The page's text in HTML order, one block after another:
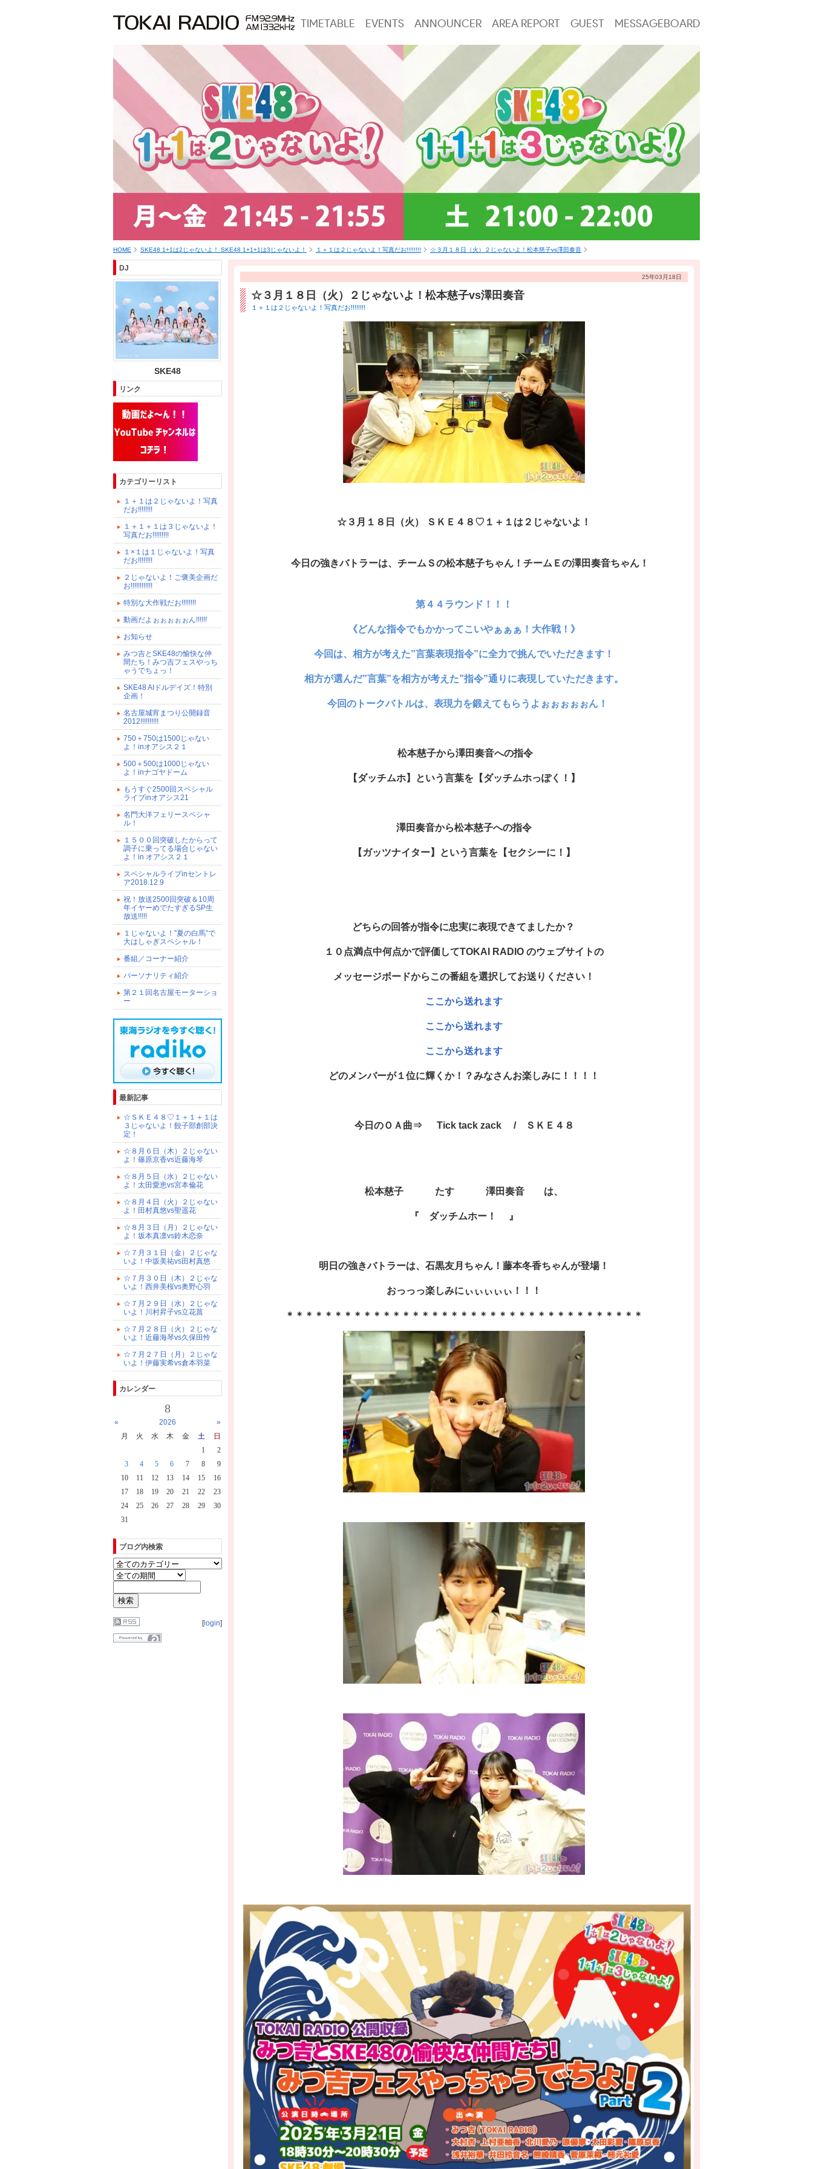
TIMETABLE EVENTS ANNOUNCER AREA REPORT GUEST MESSAGEBOARD
HOME SKE48 1+1は2じゃないよ！ SKE48 1+1+1は3じゃないよ！ １＋１は２じゃないよ！写真だお!!!!!!!! ☆３月１８日（火）２じゃないよ！松本慈子vs澤田奏音
DJ
SKE48
リンク
カテゴリーリスト
１＋１は２じゃないよ！写真
だお!!!!!!!!
１＋１＋１は３じゃないよ！
写真だお!!!!!!!!!
１×１は１じゃないよ！写真
だお!!!!!!!!
２じゃないよ！ご褒美企画だ
お!!!!!!!!!!!!
特別な大作戦だお!!!!!!!!
動画だよぉぉぉぉぉん!!!!!!
お知らせ
みつ吉とSKE48の愉快な仲
間たち！みつ吉フェスやっち
ゃうでちょっ！
SKE48 AIドルデイズ！特別
企画！
名古屋城宵まつり公開録音
2012!!!!!!!!!!
750＋750は1500じゃない
よ！inオアシス２１
500＋500は1000じゃない
よ！inナゴヤドーム
もうすぐ2500回スペシャル
ライブinオアシス21
名門大洋フェリースペシャ
ル！
１５００回突破したからって
調子に乗ってる場合じゃない
よ！in オアシス２１
スペシャルライブinセントレ
ア2018.12.9
祝！放送2500回突破＆10周
年イヤーめでたすぎるSP生
放送!!!!!
１じゃないよ！”夏の白馬”で
大はしゃぎスペシャル！
番組／コーナー紹介
パーソナリティ紹介
第２１回名古屋モーターショ
ー
最新記事
☆ＳＫＥ４８♡１＋１＋１は
３じゃないよ！餃子部創部決
定！
☆８月６日（木）２じゃない
よ！篠原京香vs近藤海琴
☆８月５日（水）２じゃない
よ！太田愛恵vs宮本倫花
☆８月４日（火）２じゃない
よ！田村真悠vs聖遥花
☆８月３日（月）２じゃない
よ！坂本真凛vs鈴木恋奈
☆７月３１日（金）２じゃな
いよ！中坂美祐vs田村真悠
☆７月３０日（木）２じゃな
いよ！西井美桜vs奥野心羽
☆７月２９日（水）２じゃな
いよ！川村昇子vs立花菖
☆７月２８日（火）２じゃな
いよ！近藤海琴vs久保田怜
☆７月２７日（月）２じゃな
いよ！伊藤実希vs倉本羽菜
カレンダー
8
« 2026
»
月
火 水 木 金 土
日
1
2
3
4 5 6 7 8
9
10
11 12 13 14 15
16
17
18 19 20 21 22
23
24
25 26 27 28 29
30
31
ブログ内検索
[login]
25年03月18日
☆３月１８日（火）２じゃないよ！松本慈子vs澤田奏音
１＋１は２じゃないよ！写真だお!!!!!!!!
☆３ 月１８日（火） ＳＫＥ４８♡１＋１は２じゃないよ！
今日 の強きバトラーは、チームＳの松本慈子ちゃん！チームＥの澤田奏音ちゃん！
第４４ラウンド！！！
《どんな指令でもかかってこいやぁぁぁ！大作戦！》
今回は、相方が考えた”言葉表現指令”に全力で挑んでいただきます！
相方が選んだ”言葉”を相方が考えた”指令”通りに表現していただきます。
今回のトークバトルは、表現力を鍛えてもらうよぉぉぉぉぉん！
松本慈子から澤田奏音への指令
【ダッチムホ】という言葉を【ダッチムホっぽく ！】
澤田奏音から松本慈子への指令
【ガッツナイター】という言葉を【セクシーに！】
どちらの回答が指令に忠実に表現できてましたか？
１０点満点中何点かで評価してTOKAI RADIO のウェブサイトの
メッセージボードから この番組を選択してお送りください！
ここから送れます
ここから送れます
ここから送れます
どのメンバーが１位に輝くか！？みなさんお楽しみに！！！！
今日のＯＡ曲⇒ Tick tack zack / ＳＫＥ４８
松本慈子 たす 澤田奏音 は、
『 ダッチムホー！ 』
明日の強きバトラーは、石黒友月ちゃん！藤本冬香ちゃんが登場！
おっっっ楽しみにぃぃぃぃぃ！！！
＊＊＊＊＊＊＊＊＊＊＊＊＊＊＊＊＊＊＊＊＊＊＊＊＊＊＊＊＊＊＊＊＊＊＊＊＊